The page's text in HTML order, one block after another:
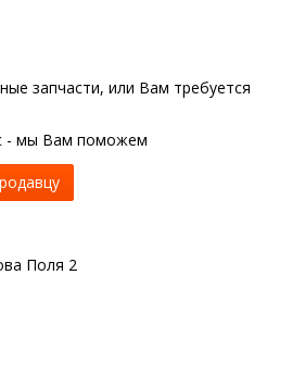
запчасти, или Вам требуется
- мы Вам поможем
Поля 2